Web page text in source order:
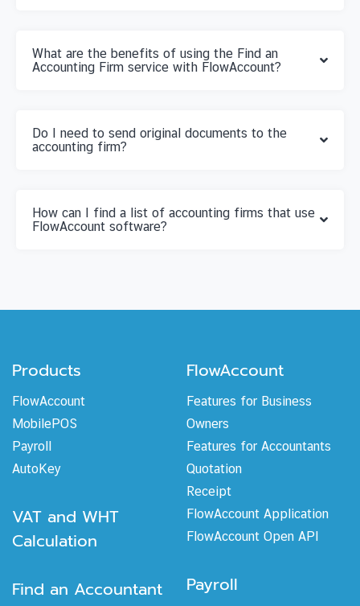
What are the benefits of using the Find an
Accounting Firm service with FlowAccount?
Do I need to send original documents to the
accounting firm?
How can I find a list of accounting firms that use
FlowAccount software?
Products
FlowAccount
MobilePOS
Payroll
AutoKey
VAT and WHT
Calculation
Find an Accountant
FlowAccount
Features for Business
Owners
Features for Accountants
Quotation
Receipt
FlowAccount Application
FlowAccount Open API
Payroll